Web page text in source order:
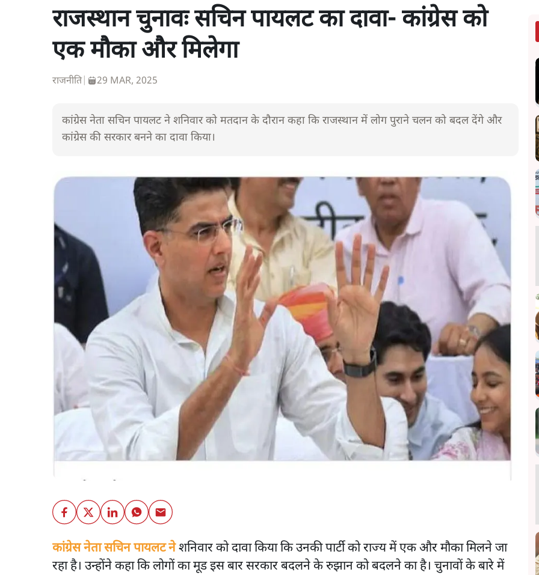
राजस्थान चुनावः सचिन पायलट का दावा- कांग्रेस को
एक मौका और मिलेगा
राजनीति| 29 MAR, 2025
कांग्रेस नेता सचिन पायलट ने शनिवार को मतदान के दौरान कहा कि राजस्थान में लोग पुराने चलन को बदल देंगे और
कांग्रेस की सरकार बनने का दावा किया।
कांग्रेस नेता सचिन पायलट नेशनिवार को दावा किया कि उनकी पार्टी को राज्य में एक और मौका मिलने जा
रहा है। उन्होंने कहा कि लोगों का मूड इस बार सरकार बदलने के रुझान को बदलने का है। चुनावों के बारे में